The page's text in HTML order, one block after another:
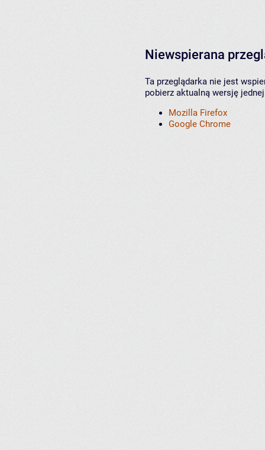
Niewspierana
Ta przeglądarka nie jest
pobierz aktualną wersję
Mozilla Firefox
Google Chrome